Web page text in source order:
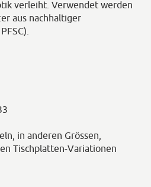
verleiht. Verwendet werden
aus nachhaltiger
in anderen Grössen,
Tischplatten-Variationen